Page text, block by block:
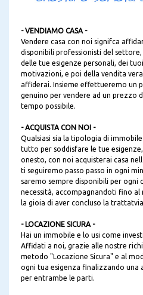
- VENDIAMO CASA -
Vendere casa con noi signifca
disponibili professionisti del
delle tue esigenze personali, dei
motivazioni, e poi della vendita
affiderai. Insieme effettueremo un
genuino per vendere ad un prezzo
tempo possibile.
- ACQUISTA CON NOI -
Qualsiasi sia la tipologia di
tutto per soddisfare le tue
onesto, con noi acquisterai casa
ti seguiremo passo passo in ogni
saremo sempre disponibili per ogni
necessità, accompagnandoti fino
la gioia di aver concluso la
- LOCAZIONE SICURA -
Hai un immobile e lo usi come
Affidati a noi, grazie alle nostre
metodo "Locazione Sicura" e al
ogni tua esigenza finalizzando una
per entrambe le parti.